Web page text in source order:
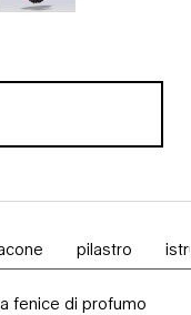
pilastro
fenice di profumo